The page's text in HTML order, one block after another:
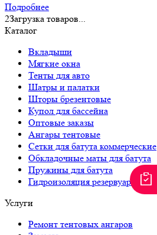
Подробнее
2Загрузка товаров...
Каталог
Вкладыши
Мягкие окна
Тенты для авто
Шатры и палатки
Шторы брезентовые
Купол для бассейна
Оптовые заказы
Ангары тентовые
Сетки для батута коммерческие
Обкладочные маты для батута
Пружины для батута
Гидроизоляция резервуаров
Услуги
Ремонт тентовых ангаров